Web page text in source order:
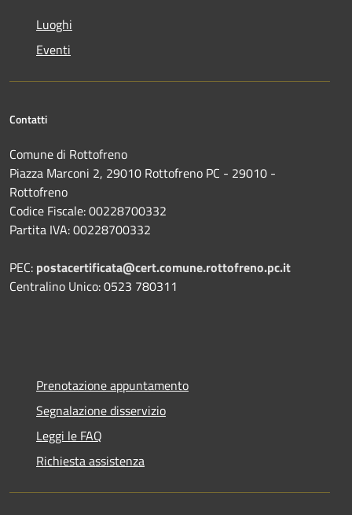
Luoghi
Eventi
Contatti
Comune di Rottofreno
Piazza Marconi 2, 29010 Rottofreno PC - 29010 -
Rottofreno
Codice Fiscale: 00228700332
Partita IVA: 00228700332
PEC: postacertificata@cert.comune.rottofreno.pc.it
Centralino Unico: 0523 780311
Prenotazione appuntamento
Segnalazione disservizio
Leggi le FAQ
Richiesta assistenza